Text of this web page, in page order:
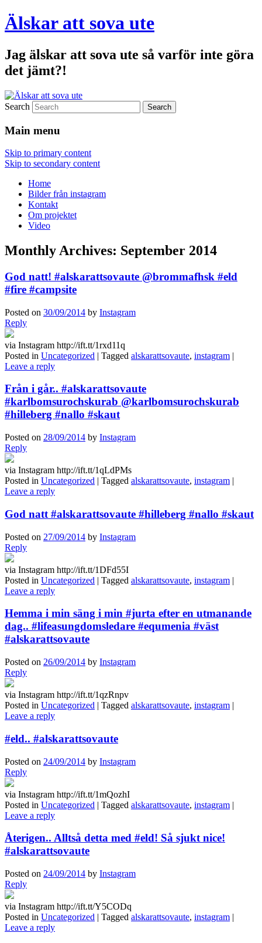
Älskar att sova ute
Jag älskar att sova ute så varför inte göra
det jämt?!
Search
Main menu
Skip to primary content
Skip to secondary content
Home
Bilder från instagram
Kontakt
Om projektet
Video
Monthly Archives: September 2014
God natt! #alskarattsovaute @brommafhsk #eld
#fire #campsite
Posted on 30/09/2014 by Instagram
Reply
via Instagram http://ift.tt/1rxd11q
Posted in Uncategorized | Tagged alskarattsovaute, instagram |
Leave a reply
Från i går.. #alskarattsovaute
#karlbomsurochskurab @karlbomsurochskurab
#hilleberg #nallo #skaut
Posted on 28/09/2014 by Instagram
Reply
via Instagram http://ift.tt/1qLdPMs
Posted in Uncategorized | Tagged alskarattsovaute, instagram |
Leave a reply
God natt #alskarattsovaute #hilleberg #nallo #skaut
Posted on 27/09/2014 by Instagram
Reply
via Instagram http://ift.tt/1DFd55I
Posted in Uncategorized | Tagged alskarattsovaute, instagram |
Leave a reply
Hemma i min säng i min #jurta efter en utmanande
dag.. #lifeasungdomsledare #equmenia #väst
#alskarattsovaute
Posted on 26/09/2014 by Instagram
Reply
via Instagram http://ift.tt/1qzRnpv
Posted in Uncategorized | Tagged alskarattsovaute, instagram |
Leave a reply
#eld.. #alskarattsovaute
Posted on 24/09/2014 by Instagram
Reply
via Instagram http://ift.tt/1mQozhI
Posted in Uncategorized | Tagged alskarattsovaute, instagram |
Leave a reply
Återigen.. Alltså detta med #eld! Så sjukt nice!
#alskarattsovaute
Posted on 24/09/2014 by Instagram
Reply
via Instagram http://ift.tt/Y5CODq
Posted in Uncategorized | Tagged alskarattsovaute, instagram |
Leave a reply